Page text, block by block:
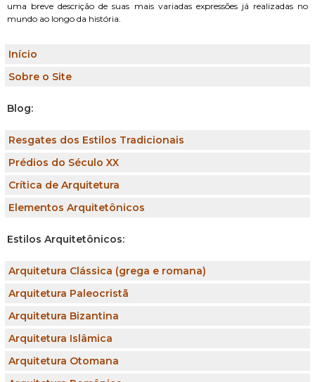
uma breve descrição de suas mais variadas expressões já realizadas no
mundo ao longo da história.
Início
Sobre o Site
Blog:
Resgates dos Estilos Tradicionais
Prédios do Século XX
Crítica de Arquitetura
Elementos Arquitetônicos
Estilos Arquitetônicos:
Arquitetura Clássica (grega e romana)
Arquitetura Paleocristã
Arquitetura Bizantina
Arquitetura Islâmica
Arquitetura Otomana